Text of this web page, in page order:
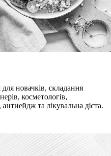
новачків, складання
косметологів,
та лікувальна дієта.